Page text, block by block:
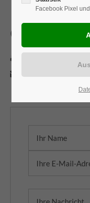
Crafter
Facebook Pixel